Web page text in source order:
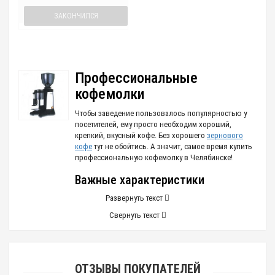
ЗАКОНЧИЛСЯ
Профессиональные
кофемолки
Чтобы заведение пользовалось популярностью у
посетителей, ему просто необходим хороший,
крепкий, вкусный кофе. Без хорошего зернового
кофе тут не обойтись. А значит, самое время купить
профессиональную кофемолку в Челябинске!
Важные характеристики
Обеспечить бесперебойную и
кофейни способно только надежное
оборудованиесо следующими опциями:
работающей техники;
Развернуть текст
Свернуть текст
ОТЗЫВЫ ПОКУПАТЕЛЕЙ